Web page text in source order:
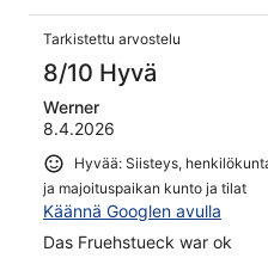
Tarkistettu arvostelu
8/10 Hyvä
Werner
8.4.2026
Hyvää: Siisteys,
ja majoituspaikan kunto ja tilat
Käännä Googlen avulla
Das Fruehstueck war ok